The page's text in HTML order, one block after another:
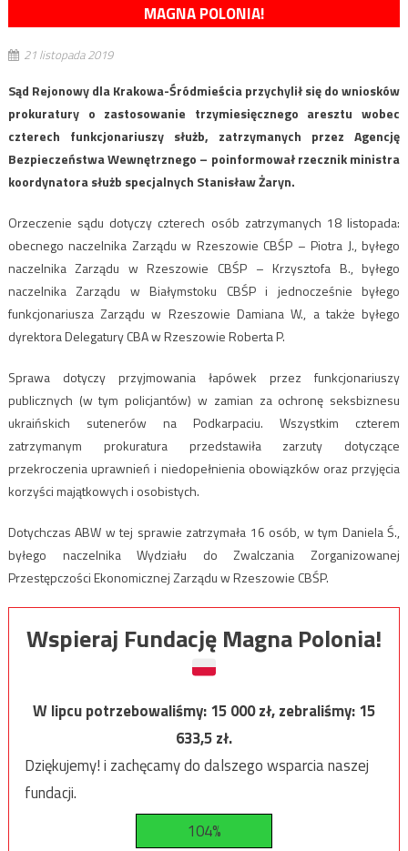
MAGNA POLONIA!
21 listopada 2019
Sąd Rejonowy dla Krakowa-Śródmieścia przychylił się do wniosków
prokuratury o zastosowanie trzymiesięcznego aresztu wobec
czterech funkcjonariuszy służb, zatrzymanych przez Agencję
Bezpieczeństwa Wewnętrznego – poinformował rzecznik ministra
koordynatora służb specjalnych Stanisław Żaryn.
Orzeczenie sądu dotyczy czterech osób zatrzymanych 18 listopada:
obecnego naczelnika Zarządu w Rzeszowie CBŚP – Piotra J., byłego
naczelnika Zarządu w Rzeszowie CBŚP – Krzysztofa B., byłego
naczelnika Zarządu w Białymstoku CBŚP i jednocześnie byłego
funkcjonariusza Zarządu w Rzeszowie Damiana W., a także byłego
dyrektora Delegatury CBA w Rzeszowie Roberta P.
Sprawa dotyczy przyjmowania łapówek przez funkcjonariuszy
publicznych (w tym policjantów) w zamian za ochronę seksbiznesu
ukraińskich sutenerów na Podkarpaciu. Wszystkim czterem
zatrzymanym prokuratura przedstawiła zarzuty dotyczące
przekroczenia uprawnień i niedopełnienia obowiązków oraz przyjęcia
korzyści majątkowych i osobistych.
Dotychczas ABW w tej sprawie zatrzymała 16 osób, w tym Daniela Ś.,
byłego naczelnika Wydziału do Zwalczania Zorganizowanej
Przestępczości Ekonomicznej Zarządu w Rzeszowie CBŚP.
Wspieraj Fundację Magna Polonia!
W lipcu potrzebowaliśmy:15 000zł, zebraliśmy:15
633,5zł.
Dziękujemy! i zachęcamy do dalszego wsparcia naszej
fundacji.
104%